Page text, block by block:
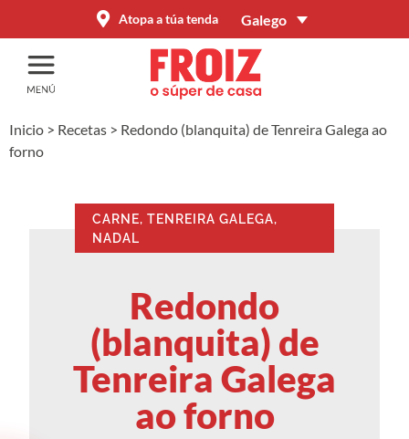
Atopa a túa tenda Galego
Inicio > Recetas > Redondo (blanquita) de Tenreira Galega ao
forno
CARNE, TENREIRA GALEGA,
NADAL
Redondo
(blanquita) de
Tenreira Galega
ao forno